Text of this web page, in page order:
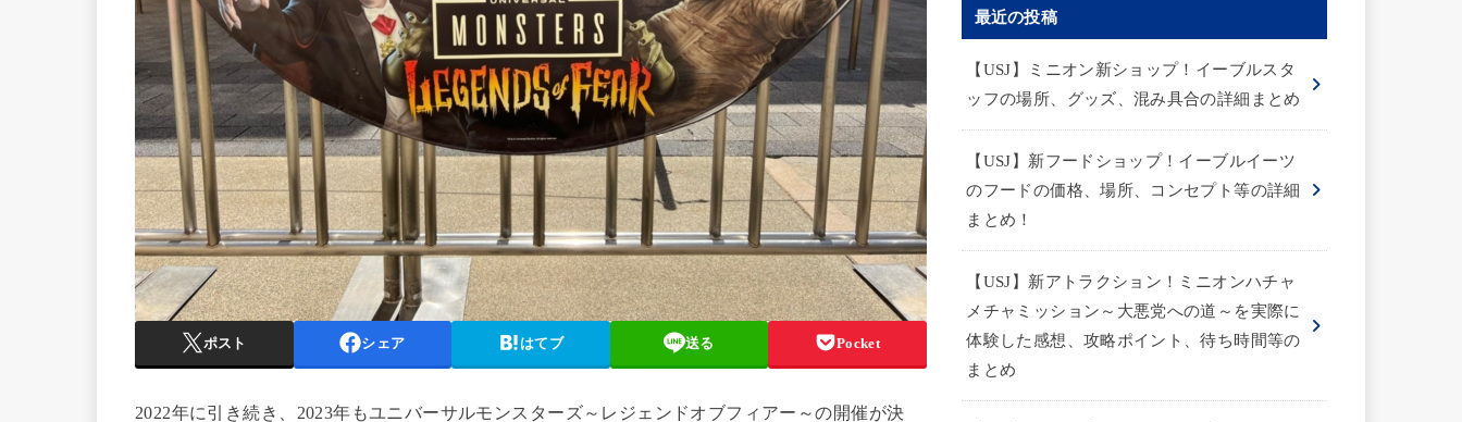
ポスト シェア はてブ 送る Pocket
2022年に引き続き、2023年もユニバーサルモンスターズ～レジェンドオブフィアー～の開催が決
最近の投稿
【USJ】ミニオン新ショップ！イーブルスタ
ッフの場所、グッズ、混み具合の詳細まとめ
【USJ】新フードショップ！イーブルイーツ
のフードの価格、場所、コンセプト等の詳細
まとめ！
【USJ】新アトラクション！ミニオンハチャ
メチャミッション～大悪党への道～を実際に
体験した感想、攻略ポイント、待ち時間等の
まとめ